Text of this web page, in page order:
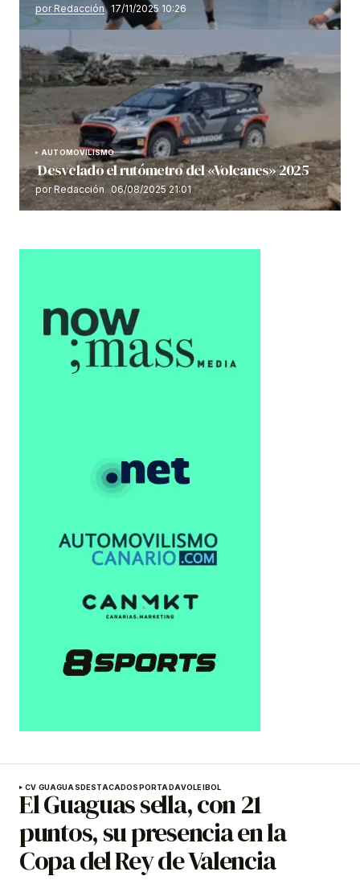
por Redacción 17/11/2025 10:26
AUTOMOVILISMO
Desvelado el rutómetro del «Volcanes» 2025
por Redacción 06/08/2025 21:01
CV GUAGUASDESTACADOSPORTADAVOLEIBOL
El Guaguas sella, con 21
puntos, su presencia en la
Copa del Rey de Valencia